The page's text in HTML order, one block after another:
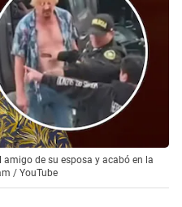
amigo de su esposa y acabó en la
/ YouTube